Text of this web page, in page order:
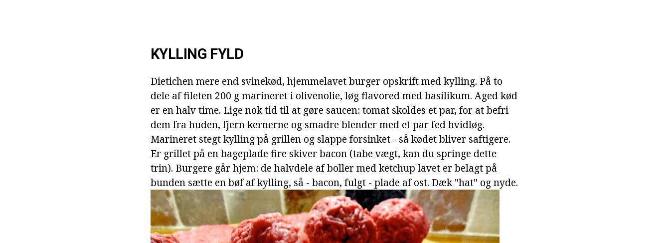
KYLLING FYLD
Dietichen mere end svinekød, hjemmelavet burger opskrift med kylling. På to
dele af fileten 200 g marineret i olivenolie, løg flavored med basilikum. Aged kød
er en halv time. Lige nok tid til at gøre saucen: tomat skoldes et par, for at befri
dem fra huden, fjern kernerne og smadre blender med et par fed hvidløg.
Marineret stegt kylling på grillen og slappe forsinket - så kødet bliver saftigere.
Er grillet på en bageplade fire skiver bacon (tabe vægt, kan du springe dette
trin). Burgere går hjem: de halvdele af boller med ketchup lavet er belagt på
bunden sætte en bøf af kylling, så - bacon, fulgt - plade af ost. Dæk "hat" og nyde.